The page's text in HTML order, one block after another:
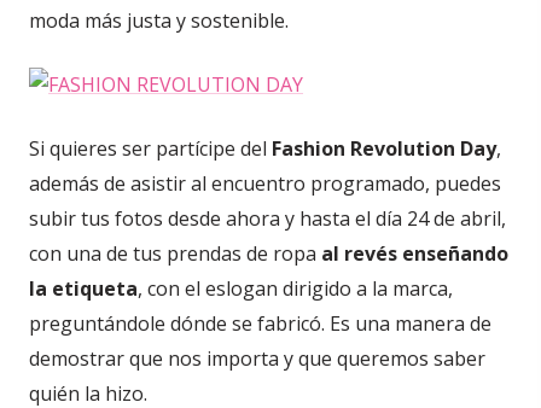
moda más justa y sostenible.
Si quieres ser partícipe del Fashion Revolution Day,
además de asistir al encuentro programado, puedes
subir tus fotos desde ahora y hasta el día 24 de abril,
con una de tus prendas de ropa al revés enseñando
la etiqueta, con el eslogan dirigido a la marca,
preguntándole dónde se fabricó. Es una manera de
demostrar que nos importa y que queremos saber
quién la hizo.